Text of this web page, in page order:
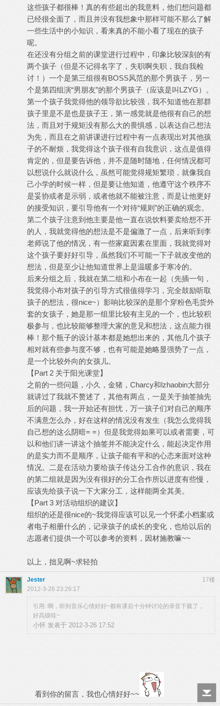
这些孩子都很棒！真的有些超出的我意料，他们想问题都
已经很全面了，而且并没有我想象中那样可能不那么了解
一些生活中的小知识，看来真的不能小看了现在的孩子
呢。
在还没有分组之前的课堂进行过程中，印象比较深刻的有
两个孩子（但是不记得名字了，失职啊失职，我自我检
讨！）一个是第三组很有BOSS风范的那个男孩子，另一
个是第四组演“男朋友”的那个男孩子（应该是叫LZYG）。
第一个孩子我觉得他的领导欲比较强，我不知道他在那群
孩子里是不是也是孩子王，第一感觉就是他很有自己的想
法，而且对于规矩没有那么大的畏惧感，以表达自己想法
为先，而且在之前讲课进行过程中有一点表现出对其他孩
子的不耐烦，我觉得这个孩子很有自我意识，这点是值得
肯定的，但是要告诉他，并不是随时随地，任何情况都可
以想说什么就说什么，虽然可能觉得规矩繁琐，就像我自
己小学的时候一样，但是要让他知道，他遵守这个秩序不
是妥协或者是示弱，或者他就不能被注意，而是让他更好
的接受知识，要引导他有一个对待“规则”的正确的观念。
第二个孩子注意到他主要是他一直在说饮料要卖给想不开
的人，我就觉得他的想法是不是偏激了一点，后来听到李
老师说了他的情况，有一些家庭因素在里面，我就觉得对
这个孩子要好好引导，虽然我们不可能一下子就改变他的
想法，但是至少让他知道世界上是温暖多于寒冷的。
后来分组之后，我就在第二组和小布在一起（先插一句，
我觉得小布对孩子的引导方式很值得学习，完全鼓励听取
孩子的想法，很nice~）影响比较深的是那个穿粉色毛货外
套的女孩子，她是那一组里比较有主见的一个，也比较积
极参与，也比较能够整理大家的意见和想法，这点能力很
棒！那个瓶子的设计基本都是她想出来的，其他几个孩子
相对就有些参与度不够，也有可能是她略显强势了一点，
是一个比较外向的女孩儿。
【Part 2 关于阳光课堂】
之前的一些问题，小久，金猪，Charcy和lzhaobin大部分
就讲过了我就不赘述了，其他有两点，一是关于抽签抽先
后的问题，我一开始还有担忧，万一孩子们对自己的顺序
不满意怎么办，好在这样的情况没有发生（我怎么觉得我
自己想的这么阴暗= =）但是我觉得如果可以或者需要，可
以和他们讲一讲这个抽签并不能决定什么，能起决定作用
的是实力而不是顺序，让孩子能有平和的心态来面对这种
情况。二是在活动力要给孩子传达分工合作的意识，我在
的第二组就是因为没有很好的分工合作所以进度有些慢，
应该先给孩子说一下大家分工，这样能两全其美。
【Part 3 对活动组织的建议】
组织的还是很nice的~我觉得应该可以见一个怀柔小档案或
者电子相册什么的，记录孩子的成长的变化，也给以后的
志愿者们提供一个可以参考的资料，因材施教嘛~~
以上，拙见啊~求轻拍
17楼
Jester
2012-3-26 23:26:17
引用: 啊，听到音乐心情好好~都有课后十分钟讨论的录音下载了，
好高级哇~
小怀 发表于 2012-3-26 17:52
看到你的留言，我也心情好好~~